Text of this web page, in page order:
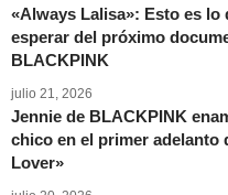
«Always Lalisa»: Esto es lo
esperar del próximo
BLACKPINK
julio 21, 2026
Jennie de BLACKPINK
chico en el primer adelanto
Lover»